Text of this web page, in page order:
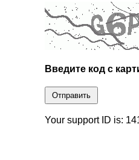
Введите код с
Отправить
Your support ID is: